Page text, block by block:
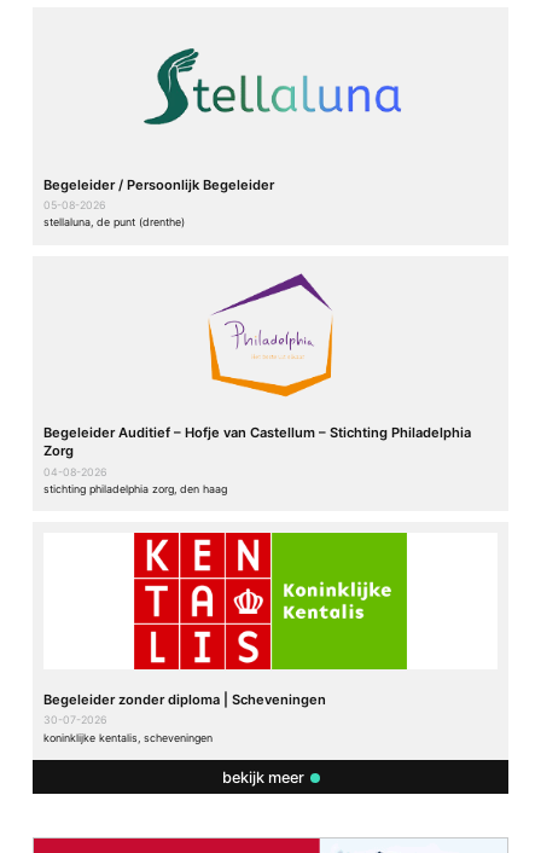
Begeleider / Persoonlijk Begeleider
05-08-2026
stellaluna, de punt (drenthe)
Begeleider Auditief – Hofje van Castellum – Stichting Philadelphia
Zorg
04-08-2026
stichting philadelphia zorg, den haag
Begeleider zonder diploma | Scheveningen
30-07-2026
koninklijke kentalis, scheveningen
bekijk meer